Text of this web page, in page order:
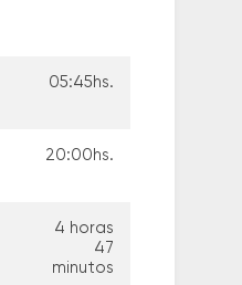
05:45hs.
20:00hs.
4 horas
47
minutos